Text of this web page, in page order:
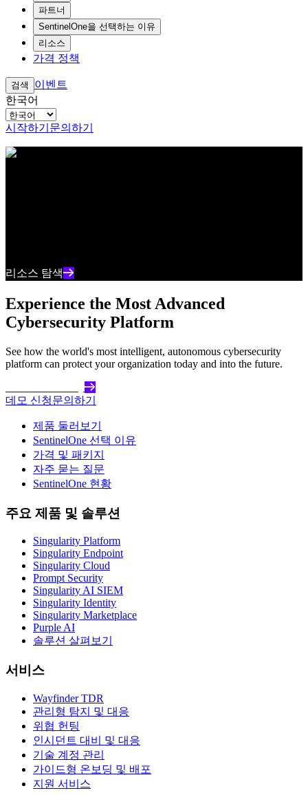
파트너
SentinelOne을 선택하는 이유
리소스
가격 정책
검색
이벤트
한국어
시작하기 문의하기
아이브로우 테스트 콘텐츠 텍스트
리소스 탐색
Experience the Most Advanced
Cybersecurity Platform
See how the world's most intelligent, autonomous cybersecurity
platform can protect your organization today and into the future.
데모 신청문의하기
제품 둘러보기
SentinelOne 선택 이유
가격 및 패키지
자주 묻는 질문
SentinelOne 현황
주요 제품 및 솔루션
Singularity Platform
Singularity Endpoint
Singularity Cloud
Prompt Security
Singularity AI SIEM
Singularity Identity
Singularity Marketplace
Purple AI
솔루션 살펴보기
서비스
Wayfinder TDR
관리형 탐지 및 대응
위협 헌팅
인시던트 대비 및 대응
기술 계정 관리
가이드형 온보딩 및 배포
지원 서비스